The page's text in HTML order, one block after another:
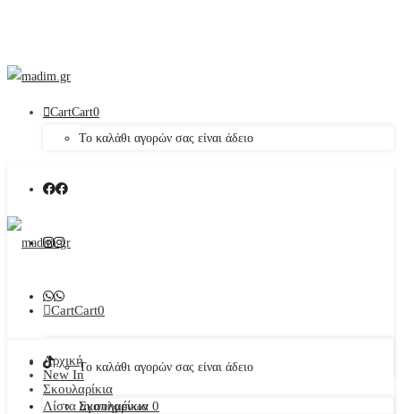
CartCart0
Το καλάθι αγορών σας είναι άδειο
CartCart0
Το καλάθι αγορών σας είναι άδειο
Λίστα αγαπημένων 0
Αρχική
New In
Σκουλαρίκια
Σκουλαρίκια